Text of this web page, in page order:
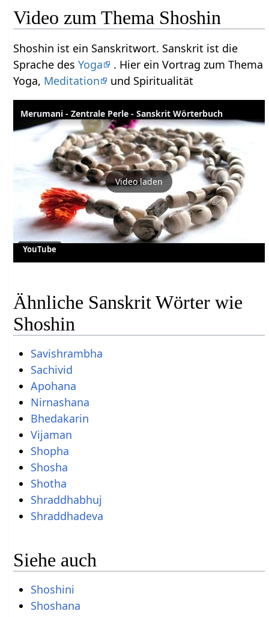
Video zum Thema Shoshin
Shoshin ist ein Sanskritwort. Sanskrit ist die
Sprache desYoga
. Hier ein Vortrag zum Thema
Yoga, Meditation und Spiritualität
Merumani - Zentrale Perle - Sanskrit Wörterbuch
Video laden
YouTube
Ähnliche Sanskrit Wörter wie
Shoshin
Savishrambha
Sachivid
Apohana
Nirnashana
Bhedakarin
Vijaman
Shopha
Shosha
Shotha
Shraddhabhuj
Shraddhadeva
Siehe auch
Shoshini
Shoshana